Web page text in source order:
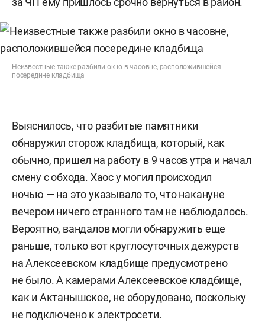
Неизвестные также разбили окно в часовне, расположившейся
посередине кладбища
Выяснилось, что разбитые памятники
обнаружил сторож кладбища, который, как
обычно, пришел на работу в 9 часов утра и начал
смену с обхода. Хаос у могил происходил
ночью — на это указывало то, что накануне
вечером ничего странного там не наблюдалось.
Вероятно, вандалов могли обнаружить еще
раньше, только вот круглосуточных дежурств
на Алексеевском кладбище предусмотрено
не было. А камерами Алексеевское кладбище,
как и Актанышское, не оборудовано, поскольку
не подключено к электросети.